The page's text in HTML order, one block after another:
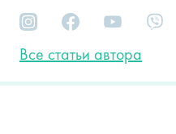
Все статьи автора